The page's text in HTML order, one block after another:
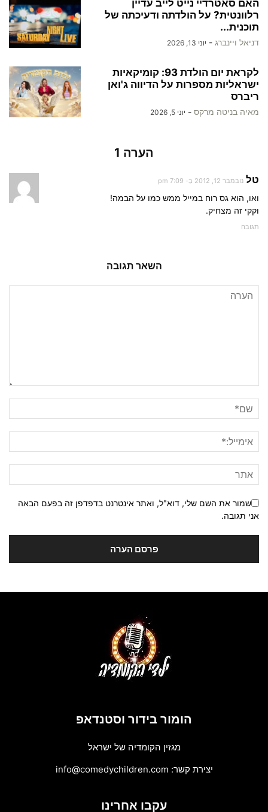
האם סאטרדיי נייט לייב עדיין
רלוונטית? על הולדתה ודעיכתה של
תוכנית...
דניאל ויינברג - יוני 13, 2026
לקראת יום הולדת 93: קומיקאיות
ישראליות מספרות על הדיווה ג'ואן
ריברס
מאיה בניטה מרקס - יוני 5, 2026
הערה 1
טל נובמבר 12, 2012 בְּ- 7:09 pm
ואו, הוא גס רוח במייל ממש כמו על הבמה!
וקקי זה מצחיק.
תגובה
השאר תגובה
שמור את השם שלי, דוא"ל, ואתר אינטרנט בדפדפן זה בפעם הבאה
אני תגובה.
הומור בידור וסטנדאפ
מגזין הקומדיה של ישראל
יצירת קשר: info@comedychildren.com
עקבו אחרינו